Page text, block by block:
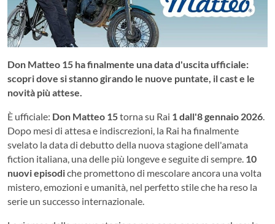
Don Matteo 15 ha finalmente una data d'uscita ufficiale:
scopri dove si stanno girando le nuove puntate, il cast e le
novità più attese.
È ufficiale: Don Matteo 15torna su Rai 1 dall'8 gennaio 2026.
Dopo mesi di attesa e indiscrezioni, la Rai ha finalmente
svelato la data di debutto della nuova stagione dell'amata
fiction italiana, una delle più longeve e seguite di sempre. 10
nuovi episodiche promettono di mescolare ancora una volta
mistero, emozioni e umanità, nel perfetto stile che ha reso la
serie un successo internazionale.